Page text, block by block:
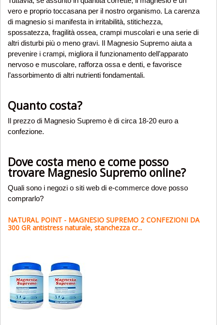
vero e proprio toccasana per il nostro organismo. La carenza
di magnesio si manifesta in irritabilità, stitichezza,
spossatezza, fragilità ossea, crampi muscolari e una serie di
altri disturbi più o meno gravi. Il Magnesio Supremo aiuta a
prevenire i crampi, migliora il funzionamento dell’apparato
nervoso e muscolare, rafforza ossa e denti, e favorisce
l’assorbimento di altri nutrienti fondamentali.
Quanto costa?
Il prezzo di Magnesio Supremo è di circa 18-20 euro a
confezione.
Dove costa meno e come posso
trovare Magnesio Supremo online?
Quali sono i negozi o siti web di e-commerce dove posso
comprarlo?
NATURAL POINT - MAGNESIO SUPREMO 2 CONFEZIONI DA
300 GR antistress naturale, stanchezza cr...